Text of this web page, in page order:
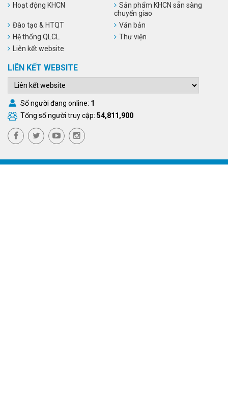
Hoạt động KHCN
Sản phẩm KHCN sẵn sàng
chuyển giao
Đào tạo & HTQT
Văn bản
Hệ thống QLCL
Thư viện
Liên kết website
LIÊN KẾT WEBSITE
Số người đang online: 1
Tổng số người truy cập: 54,811,900